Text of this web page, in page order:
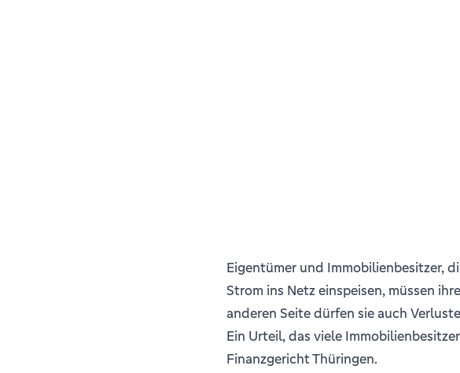
Eigentümer und Immobilienbesitzer,
Strom ins Netz einspeisen, müssen
anderen Seite dürfen sie auch
Ein Urteil, das viele
Finanzgericht Thüringen.